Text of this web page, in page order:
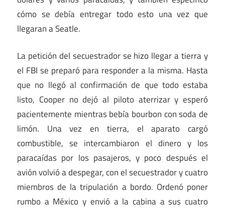
cómo se debía entregar todo esto una vez que
llegaran a Seatle.
La petición del secuestrador se hizo llegar a tierra y
el FBI se preparó para responder a la misma. Hasta
que no llegó al confirmación de que todo estaba
listo, Cooper no dejó al piloto aterrizar y esperó
pacientemente mientras bebía bourbon con soda de
limón. Una vez en tierra, el aparato cargó
combustible, se intercambiaron el dinero y los
paracaídas por los pasajeros, y poco después el
avión volvió a despegar, con el secuestrador y cuatro
miembros de la tripulación a bordo. Ordenó poner
rumbo a México y envió a la cabina a sus cuatro